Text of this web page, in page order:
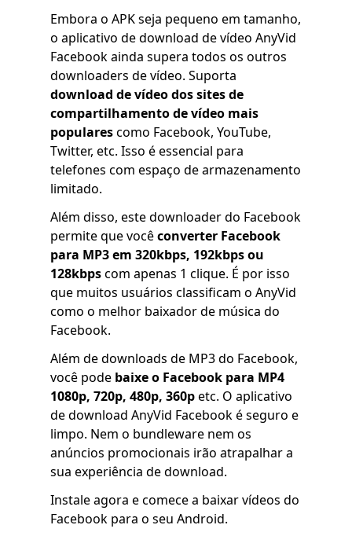
Embora o APK seja pequeno em tamanho,
o aplicativo de download de vídeo AnyVid
Facebook ainda supera todos os outros
downloaders de vídeo. Suporta
download de vídeo dos sites de
compartilhamento de vídeo mais
popularescomo Facebook, YouTube,
Twitter, etc. Isso é essencial para
telefones com espaço de armazenamento
limitado.
Além disso, este downloader do Facebook
permite que vocêconverter Facebook
para MP3 em 320kbps, 192kbps ou
128kbpscom apenas 1 clique. É por isso
que muitos usuários classificam o AnyVid
como o melhor baixador de música do
Facebook.
Além de downloads de MP3 do Facebook,
você pode baixe o Facebook para MP4
1080p, 720p, 480p, 360petc. O aplicativo
de download AnyVid Facebook é seguro e
limpo. Nem o bundleware nem os
anúncios promocionais irão atrapalhar a
sua experiência de download.
Instale agora e comece a baixar vídeos do
Facebook para o seu Android.